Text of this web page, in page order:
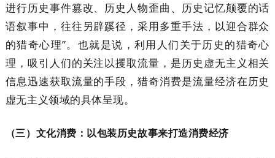
进行历史事件篡改、历史人物歪曲、历史记忆颠覆的话
语叙事中，往往另辟蹊径，采用多重手法，以迎合群众
的猎奇心理”。也就是说，利用人们关于历史的猎奇心
理，吸引人们的关注以攫取流量，是历史虚无主义相关
信息迅速获取流量的手段，猎奇消费是流量经济在历史
虚无主义领域的具体呈现。
（三）文化消费：以包装历史故事来打造消费经济